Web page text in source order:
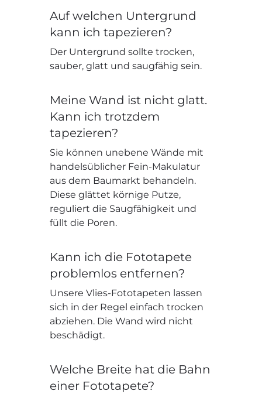
Auf welchen Untergrund
kann ich tapezieren?
Der Untergrund sollte trocken,
sauber, glatt und saugfähig sein.
Meine Wand ist nicht glatt.
Kann ich trotzdem
tapezieren?
Sie können unebene Wände mit
handelsüblicher Fein-Makulatur
aus dem Baumarkt behandeln.
Diese glättet körnige Putze,
reguliert die Saugfähigkeit und
füllt die Poren.
Kann ich die Fototapete
problemlos entfernen?
Unsere Vlies-Fototapeten lassen
sich in der Regel einfach trocken
abziehen. Die Wand wird nicht
beschädigt.
Welche Breite hat die Bahn
einer Fototapete?